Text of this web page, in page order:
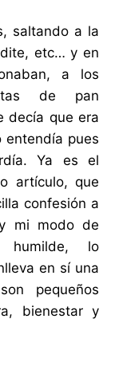
saltando a la
etc… y en
a los
de pan
decía que era
entendía pues
Ya es el
artículo, que
confesión a
mi modo de
lo
en sí una
pequeños
bienestar y